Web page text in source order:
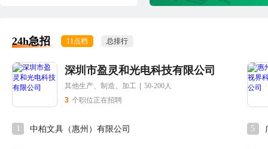
24h急招 11点档 总排行
深圳市盈灵和光电科技有限公司
其他生产、制造、加工
50-200人
3 个职位正在招聘
1 中柏文具（惠州）有限公司 5